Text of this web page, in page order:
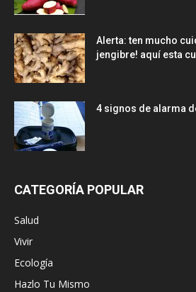
Alerta: ten mucho
jengibre! aquí esta
4 signos de alarma
CATEGORÍA POPULAR
Salud
Vivir
Ecología
Hazlo Tu Mismo